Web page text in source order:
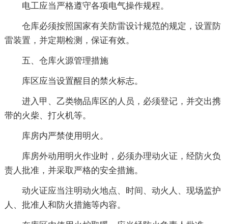
电工应当严格遵守各项电气操作规程。
仓库必须按照国家有关防雷设计规范的规定，设置防
雷装置，并定期检测，保证有效。
五、仓库火源管理措施
库区应当设置醒目的禁火标志。
进入甲、乙类物品库区的人员，必须登记，并交出携
带的火柴、打火机等。
库房内严禁使用明火。
库房外动用明火作业时，必须办理动火证，经防火负
责人批准，并采取严格的安全措施。
动火证应当注明动火地点、时间、动火人、现场监护
人、批准人和防火措施等内容。